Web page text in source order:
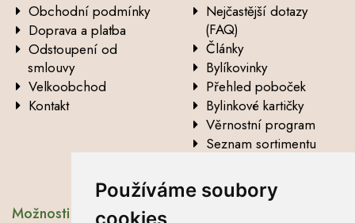
Používáme soubory
Obchodní podmínky
Doprava a platba
Odstoupení od
smlouvy
Velkoobchod
Kontakt
Nejčastější dotazy
(FAQ)
Články
Bylíkovinky
Přehled poboček
Bylinkové kartičky
Věrnostní program
Seznam sortimentu
Možnosti dopravy